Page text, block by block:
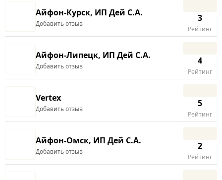
Айфон-Курск, ИП Дей С.А.
Добавить отзыв
3
Рейтинг
Айфон-Липецк, ИП Дей С.А.
Добавить отзыв
4
Рейтинг
Vertex
Добавить отзыв
5
Рейтинг
Айфон-Омск, ИП Дей С.А.
Добавить отзыв
2
Рейтинг